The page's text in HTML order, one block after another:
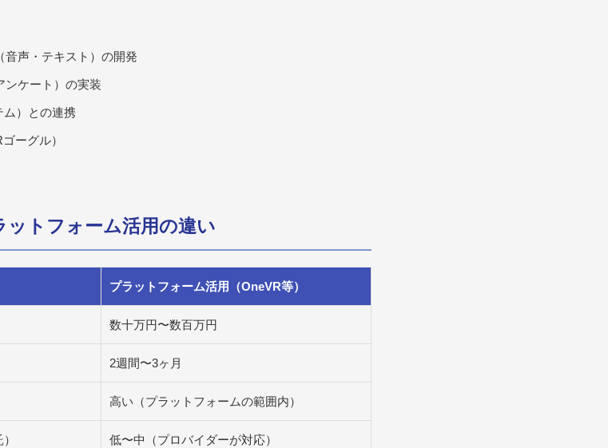
音声・テキスト）の開発
ンケート）の実装
ム）との連携
ーグル）
トフォーム活用の違い
プラットフォーム活用（OneVR等）
数十万円〜数百万円
2週間〜3ヶ月
高い（プラットフォームの範囲内）
低〜中（プロバイダーが対応）